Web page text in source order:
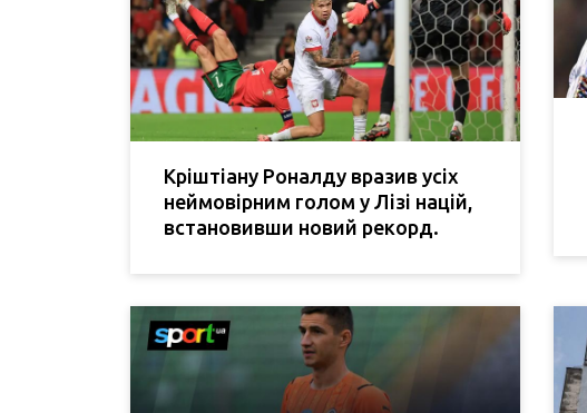
Кріштіану Роналду вразив усіх
неймовірним голом у Лізі націй,
встановивши новий рекорд.